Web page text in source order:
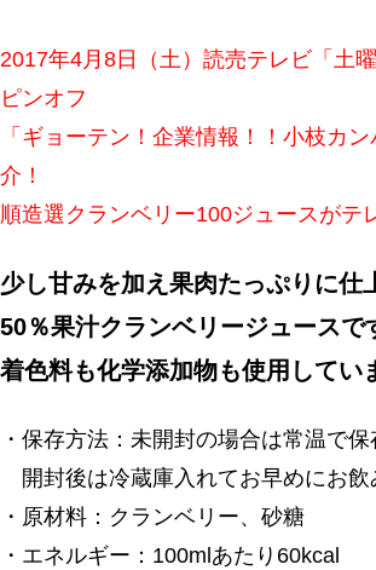
2017年4月8日（土）読売テレビ「土
ピンオフ
「ギョーテン！企業情報！！小枝カ
介！
順造選クランベリー100ジュースがテ
少し甘みを加え果肉たっぷりに仕
50％果汁クランベリージュースで
着色料も化学添加物も使用してい
・保存方法：未開封の場合は常温で保
開封後は冷蔵庫入れてお早めにお飲
・原材料：クランベリー、砂糖
・エネルギー：100mlあたり60kcal